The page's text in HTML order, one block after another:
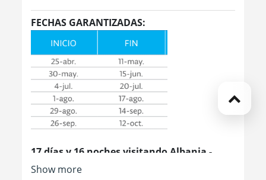
FECHAS GARANTIZADAS:
17 días y 16 noches visitando Albania -
Macedonia - Serbia - Bulgaria - Rumania
Show more